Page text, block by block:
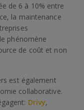
de 6 à 10% entre
la maintenance
phénomène
de coût et non
est également
collaborative.
Drivy,